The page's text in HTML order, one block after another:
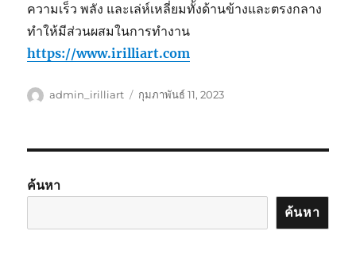
ความเร็ว พลัง และเล่ห์เหลี่ยมทั้งด้านข้างและตรงกลาง
ทำให้มีส่วนผสมในการทำงาน
https://www.irilliart.com
ผู้
admin_irilliart
เขียน
กุมภาพันธ์ 11, 2023
ค้นหา
ค้นหา